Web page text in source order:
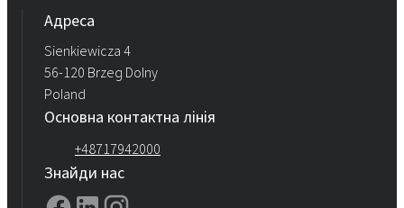
Адреса
Sienkiewicza 4
56-120 Brzeg Dolny
Poland
Основна контактна лінія
+48717942000
Знайди нас